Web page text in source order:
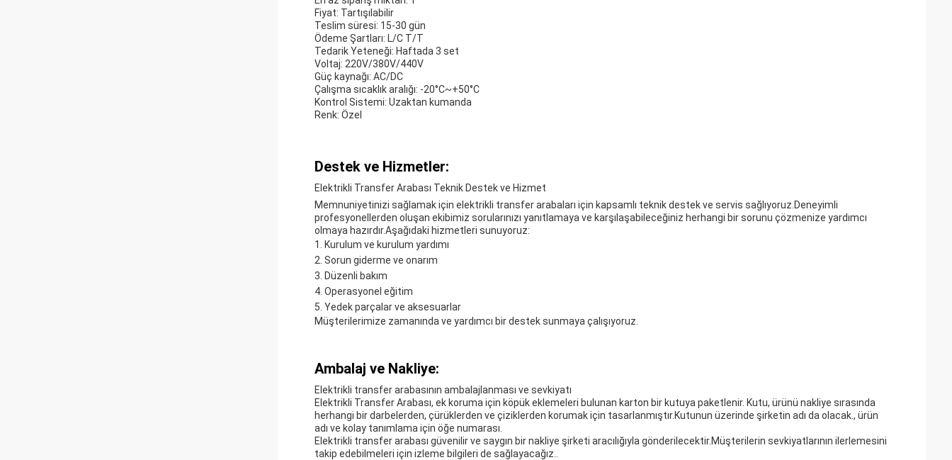
Fiyat: Tartışılabilir
Teslim süresi: 15-30 gün
Ödeme Şartları: L/C T/T
Tedarik Yeteneği: Haftada 3 set
Voltaj: 220V/380V/440V
Güç kaynağı: AC/DC
Çalışma sıcaklık aralığı: -20°C~+50°C
Kontrol Sistemi: Uzaktan kumanda
Renk: Özel
Destek ve Hizmetler:
Elektrikli Transfer Arabası Teknik Destek ve Hizmet
Memnuniyetinizi sağlamak için elektrikli transfer arabaları için kapsamlı teknik destek ve servis sağlıyoruz.Deneyimli
profesyonellerden oluşan ekibimiz sorularınızı yanıtlamaya ve karşılaşabileceğiniz herhangi bir sorunu çözmenize yardımcı
olmaya hazırdır.Aşağıdaki hizmetleri sunuyoruz:
Kurulum ve kurulum yardımı
Sorun giderme ve onarım
Düzenli bakım
Operasyonel eğitim
Yedek parçalar ve aksesuarlar
Müşterilerimize zamanında ve yardımcı bir destek sunmaya çalışıyoruz.
Ambalaj ve Nakliye:
Elektrikli transfer arabasının ambalajlanması ve sevkiyatı
Elektrikli Transfer Arabası, ek koruma için köpük eklemeleri bulunan karton bir kutuya paketlenir. Kutu, ürünü nakliye sırasında
herhangi bir darbelerden, çürüklerden ve çiziklerden korumak için tasarlanmıştır.Kutunun üzerinde şirketin adı da olacak., ürün
adı ve kolay tanımlama için öğe numarası.
Elektrikli transfer arabası güvenilir ve saygın bir nakliye şirketi aracılığıyla gönderilecektir.Müşterilerin sevkiyatlarının ilerlemesini
takip edebilmeleri için izleme bilgileri de sağlayacağız..